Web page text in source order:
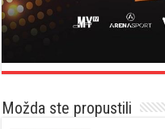
Možda ste propustili